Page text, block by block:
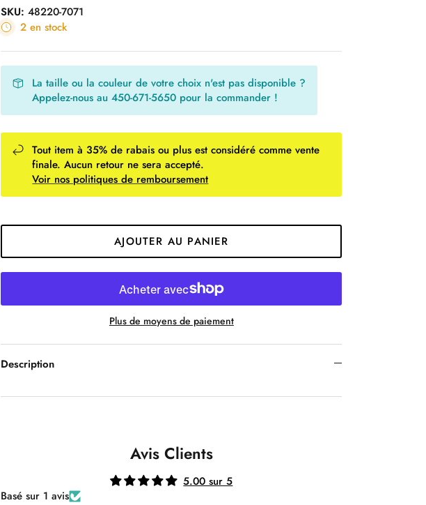
SKU: 48220-7071
2 en stock
La taille ou la couleur de votre choix n'est pas disponible ?
Appelez-nous au 450-671-5650 pour la commander !
Tout item à 35% de rabais ou plus est considéré comme vente
finale. Aucun retour ne sera accepté.
Voir nos politiques de remboursement
AJOUTER AU PANIER
Plus de moyens de paiement
Description
Avis Clients
5.00 sur 5
Basé sur 1 avis